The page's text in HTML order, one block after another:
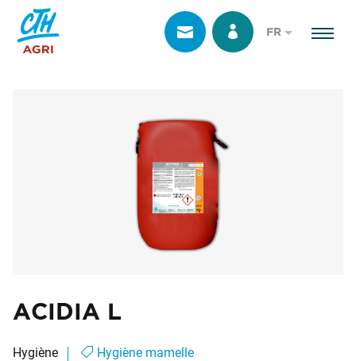
FR
ACIDIA L
Hygiène
Hygiène mamelle